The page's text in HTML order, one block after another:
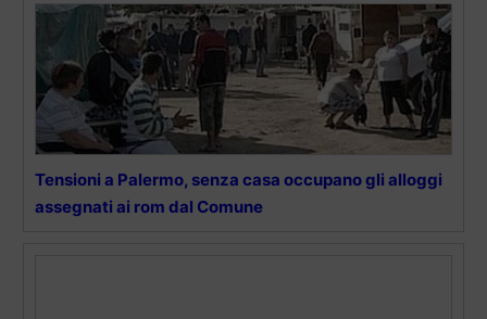
Tensioni a Palermo, senza casa occupano gli alloggi
assegnati ai rom dal Comune